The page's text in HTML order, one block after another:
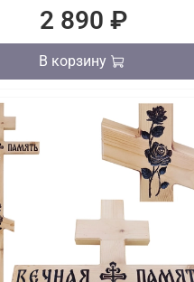
2 890 ₽
В корзину